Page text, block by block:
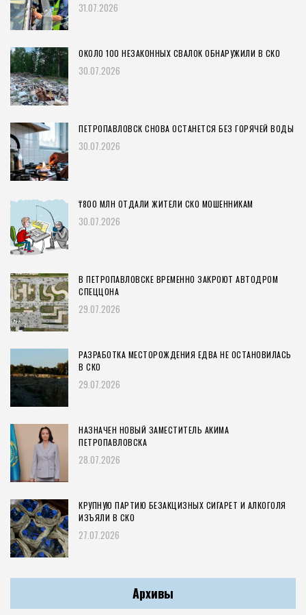
31.07.2026
ОКОЛО 100 НЕЗАКОННЫХ СВАЛОК ОБНАРУЖИЛИ В СКО
30.07.2026
ПЕТРОПАВЛОВСК СНОВА ОСТАНЕТСЯ БЕЗ ГОРЯЧЕЙ ВОДЫ
30.07.2026
₸800 МЛН ОТДАЛИ ЖИТЕЛИ СКО МОШЕННИКАМ
30.07.2026
В ПЕТРОПАВЛОВСКЕ ВРЕМЕННО ЗАКРОЮТ АВТОДРОМ
СПЕЦЦОНА
29.07.2026
РАЗРАБОТКА МЕСТОРОЖДЕНИЯ ЕДВА НЕ ОСТАНОВИЛАСЬ
В СКО
29.07.2026
НАЗНАЧЕН НОВЫЙ ЗАМЕСТИТЕЛЬ АКИМА
ПЕТРОПАВЛОВСКА
28.07.2026
КРУПНУЮ ПАРТИЮ БЕЗАКЦИЗНЫХ СИГАРЕТ И АЛКОГОЛЯ
ИЗЪЯЛИ В СКО
27.07.2026
Архивы